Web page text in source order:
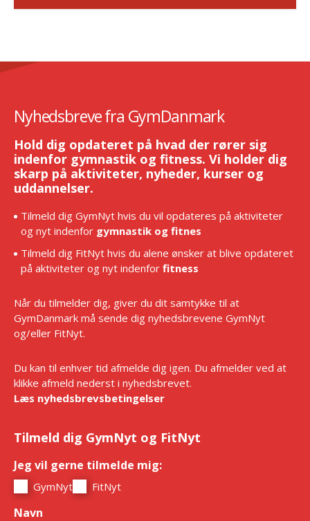
Nyhedsbreve fra GymDanmark
Hold dig opdateret på hvad der rører sig
indenfor gymnastik og fitness. Vi holder dig
skarp på aktiviteter, nyheder, kurser og
uddannelser.
Tilmeld dig GymNyt hvis du vil opdateres på aktiviteter
og nyt indenfor gymnastik og fitnes
Tilmeld dig FitNyt hvis du alene ønsker at blive opdateret
på aktiviteter og nyt indenfor fitness
Når du tilmelder dig, giver du dit samtykke til at
GymDanmark må sende dig nyhedsbrevene GymNyt
og/eller FitNyt.
Du kan til enhver tid afmelde dig igen. Du afmelder ved at
klikke afmeld nederst i nyhedsbrevet.
Læs nyhedsbrevsbetingelser
Tilmeld dig GymNyt og FitNyt
Jeg vil gerne tilmelde mig:
GymNyt FitNyt
Navn